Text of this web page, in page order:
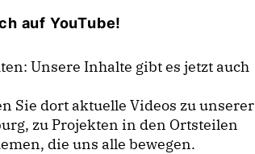
auf YouTube!
Unsere Inhalte gibt es jetzt auch
Sie dort aktuelle Videos zu unserer
zu Projekten in den Ortsteilen
die uns alle bewegen.